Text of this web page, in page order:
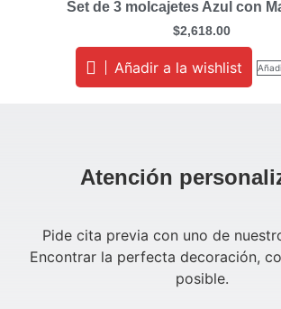
Set de 3 molcajetes Azul con
$2,618.00
Añadir a la wishlist
Atención
Pide cita previa con uno de
Encontrar la perfecta decoración,
posible.